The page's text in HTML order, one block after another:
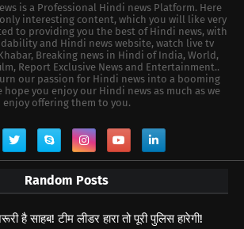
is a Professional Hindi news Platform. Here
interesting content, which you will like very
to providing you the best of Hindi news, with
and Hindi news website, watch live tv
Breaking news in Hindi of India, World,
Report Exclusive News and Entertainment..
our passion for Hindi news into a booming
hope you enjoy our Hindi news as much as we
enjoy offering them to you.
Random Posts
है साहब! टीम लीडर हारा तो पूरी पुलिस हारेगी!